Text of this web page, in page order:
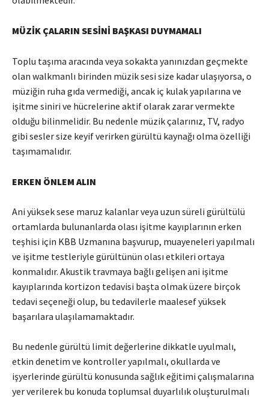
MÜZİK ÇALARIN SESİNİ BAŞKASI DUYMAMALI
Toplu taşıma aracında veya sokakta yanınızdan geçmekte
olan walkmanlı birinden müzik sesi size kadar ulaşıyorsa, o
müziğin ruha gıda vermediği, ancak iç kulak yapılarına ve
işitme siniri ve hücrelerine aktif olarak zarar vermekte
olduğu bilinmelidir. Bu nedenle müzik çalarınız, TV, radyo
gibi sesler size keyif verirken gürültü kaynağı olma özelliği
taşımamalıdır.
ERKEN ÖNLEM ALIN
Ani yüksek sese maruz kalanlar veya uzun süreli gürültülü
ortamlarda bulunanlarda olası işitme kayıplarının erken
teşhisi için KBB Uzmanına başvurup, muayeneleri yapılmalı
ve işitme testleriyle gürültünün olası etkileri ortaya
konmalıdır. Akustik travmaya bağlı gelişen ani işitme
kayıplarında kortizon tedavisi başta olmak üzere birçok
tedavi seçeneği olup, bu tedavilerle maalesef yüksek
başarılara ulaşılamamaktadır.
Bu nedenle gürültü limit değerlerine dikkatle uyulmalı,
etkin denetim ve kontroller yapılmalı, okullarda ve
işyerlerinde gürültü konusunda sağlık eğitimi çalışmalarına
yer verilerek bu konuda toplumsal duyarlılık oluşturulmalı